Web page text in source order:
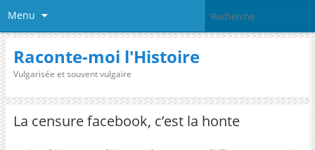
Menu
Raconte-moi l'Histoire
Vulgarisée et souvent vulgaire
La censure facebook, c’est la honte